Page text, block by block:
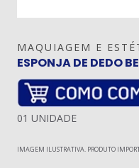
MAQUIAGEM E
ESPONJA DE DEDO
01 UNIDADE
IMAGEM ILUSTRATIVA. PRODUTO